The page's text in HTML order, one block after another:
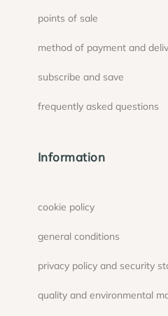
points of sale
method of payment and
subscribe and save
frequently asked questions
Information
cookie policy
general conditions
privacy policy and security
quality and environmental